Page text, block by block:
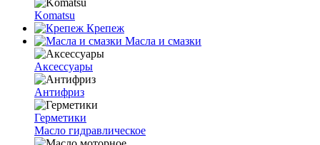
Komatsu
Крепеж
Масла и смазки
Аксессуары
Антифриз
Герметики
Масло гидравлическое